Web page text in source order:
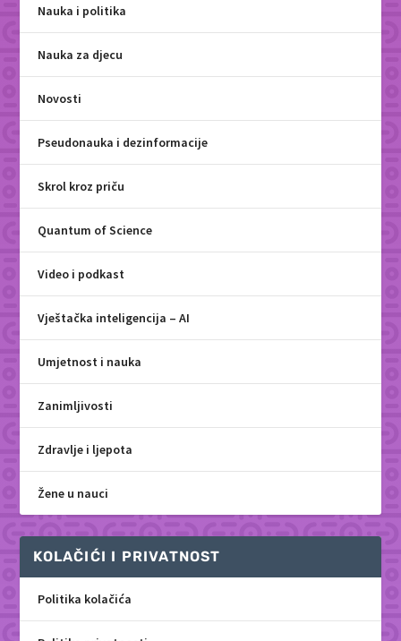
Nauka i politika
Nauka za djecu
Novosti
Pseudonauka i dezinformacije
Skrol kroz priču
Quantum of Science
Video i podkast
Vještačka inteligencija – AI
Umjetnost i nauka
Zanimljivosti
Zdravlje i ljepota
Žene u nauci
KOLAČIĆI I PRIVATNOST
Politika kolačića